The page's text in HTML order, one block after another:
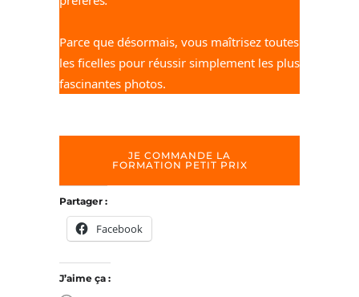
Parce que désormais, vous maîtrisez toutes
les ficelles pour réussir simplement les plus
fascinantes photos.
JE COMMANDE LA
FORMATION PETIT PRIX
Partager :
Facebook
J’aime ça :